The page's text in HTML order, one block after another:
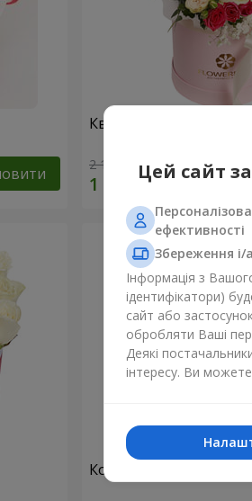
Квіти в коробці
2 124 грн
Композиція "Lady in
Цей сайт
ефективності
Збереження
Інформація з
ідентифікатори)
сайт або
обробляти Ваші
Деякі
інтересу. Ви можете